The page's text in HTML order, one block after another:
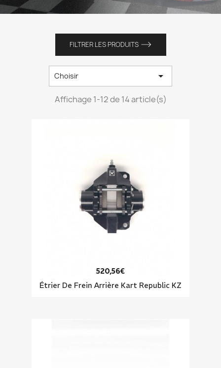
FILTRER LES PRODUITS
Choisir 
Affichage 1-12 de 14 article(s)
520,56€
Étrier De Frein Arrière Kart Republic KZ